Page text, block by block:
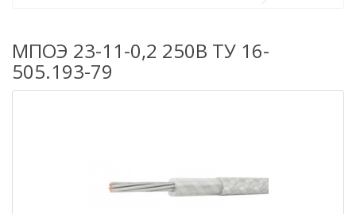
МПОЭ 23-11-0,2 250В ТУ 16-
505.193-79